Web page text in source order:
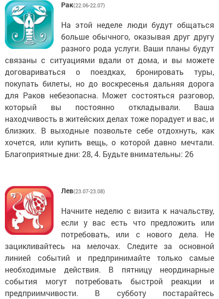
Рак(22.06-22.07)
На этой неделе люди будут общаться
больше обычного, оказывая друг другу
разного рода услуги. Ваши планы будут
связаны с ситуациями вдали от дома, и вы можете
договариваться о поездках, бронировать туры,
покупать билеты, но до воскресенья дальняя дорога
для Раков небезопасна. Может состояться разговор,
который вы постоянно откладывали. Ваша
находчивость в житейских делах тоже порадует и вас, и
близких. В выходные позвольте себе отдохнуть, как
хочется, или купить вещь, о которой давно мечтали.
Благоприятные дни: 28, 4. Будьте внимательны: 26
Лев(23.07-23.08)
Начните неделю с визита к начальству,
если у вас есть что предложить или
потребовать, или с нового дела. Не
зацикливайтесь на мелочах. Следите за основной
линией событий и предпринимайте только самые
необходимые действия. В пятницу неординарные
события могут потребовать быстрой реакции и
предприимчивости. В субботу постарайтесь